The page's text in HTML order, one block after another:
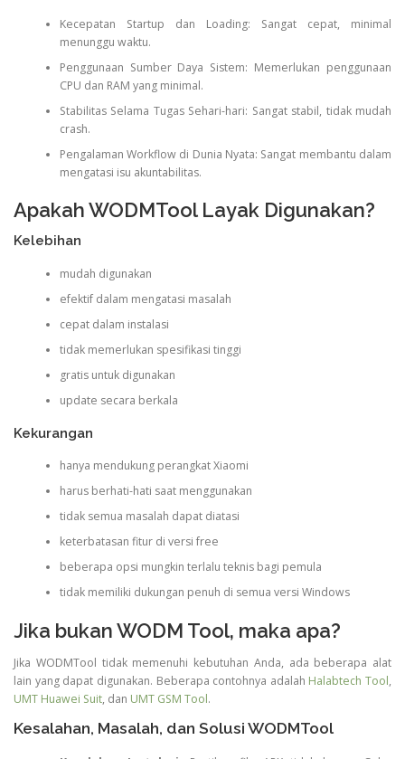
Kecepatan Startup dan Loading: Sangat cepat, minimal
menunggu waktu.
Penggunaan Sumber Daya Sistem: Memerlukan penggunaan
CPU dan RAM yang minimal.
Stabilitas Selama Tugas Sehari-hari: Sangat stabil, tidak mudah
crash.
Pengalaman Workflow di Dunia Nyata: Sangat membantu dalam
mengatasi isu akuntabilitas.
Apakah WODMTool Layak Digunakan?
Kelebihan
mudah digunakan
efektif dalam mengatasi masalah
cepat dalam instalasi
tidak memerlukan spesifikasi tinggi
gratis untuk digunakan
update secara berkala
Kekurangan
hanya mendukung perangkat Xiaomi
harus berhati-hati saat menggunakan
tidak semua masalah dapat diatasi
keterbatasan fitur di versi free
beberapa opsi mungkin terlalu teknis bagi pemula
tidak memiliki dukungan penuh di semua versi Windows
Jika bukan WODM Tool, maka apa?
Jika WODMTool tidak memenuhi kebutuhan Anda, ada beberapa alat
lain yang dapat digunakan. Beberapa contohnya adalah Halabtech Tool,
UMT Huawei Suit, dan UMT GSM Tool.
Kesalahan, Masalah, dan Solusi WODMTool